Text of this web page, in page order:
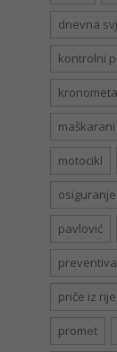
dnevna
kontrolni
motocikl
pavlović
preventiva
priče iz
promet